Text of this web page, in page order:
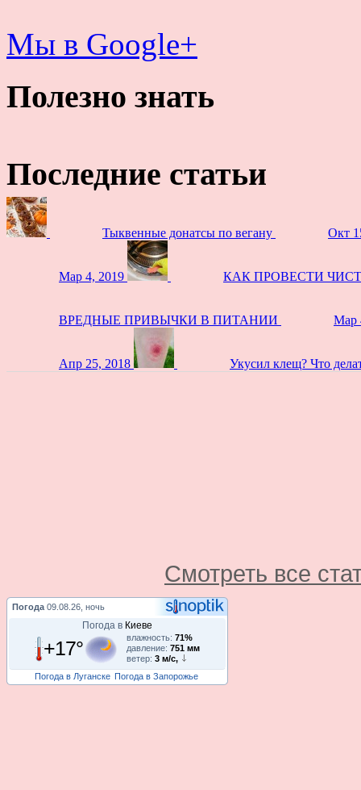
Мы в Google+
Полезно знать
Последние статьи
Тыквенные донатсы по вегану Окт
Мар 4, 2019 КАК ПРОВЕСТИ
ВРЕДНЫЕ ПРИВЫЧКИ В ПИТАНИИ Мар
Апр 25, 2018 Укусил клещ? Что
Смотреть все
Погода 09.08.26, ночь
Погода в Киеве
+17° влажность: 71%
давление: 751 мм
ветер: 3 м/с,
Погода в Луганске Погода в Запорожье